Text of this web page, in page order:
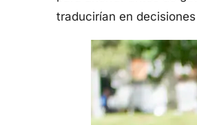
traducirían en